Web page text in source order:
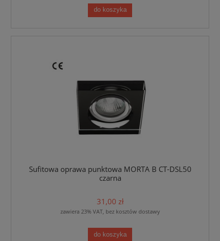
do koszyka
Sufitowa oprawa punktowa MORTA B CT-DSL50
czarna
31,00 zł
zawiera 23% VAT, bez kosztów dostawy
do koszyka